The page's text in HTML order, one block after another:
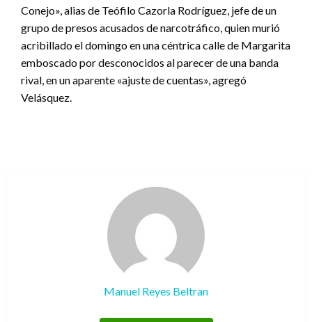
Conejo», alias de Teófilo Cazorla Rodríguez, jefe de un
grupo de presos acusados de narcotráfico, quien murió
acribillado el domingo en una céntrica calle de Margarita
emboscado por desconocidos al parecer de una banda
rival, en un aparente «ajuste de cuentas», agregó
Velásquez.
Manuel Reyes Beltran